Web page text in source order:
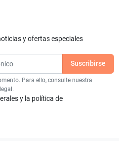
y ofertas especiales
Para ello, consulte nuestra
y la política de